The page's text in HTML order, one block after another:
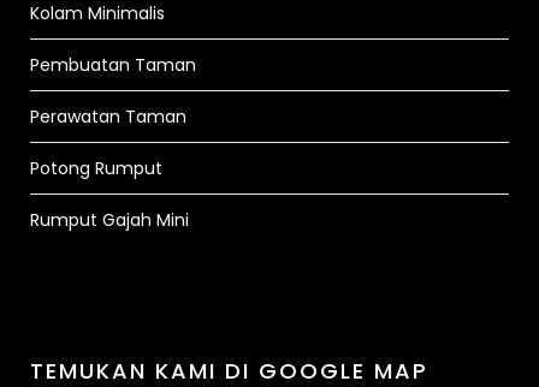
Kolam Minimalis
Pembuatan Taman
Perawatan Taman
Potong Rumput
Rumput Gajah Mini
TEMUKAN KAMI DI GOOGLE MAP